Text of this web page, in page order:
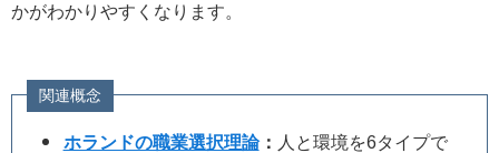
かがわかりやすくなります。
関連概念
ホランドの職業選択理論： 人と環境を6タイプで